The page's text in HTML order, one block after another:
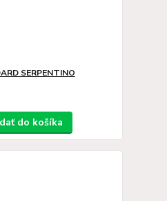
SERPENTINO
do košíka